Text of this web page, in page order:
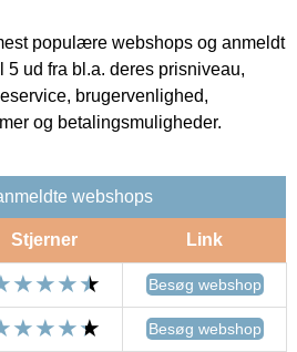
populære webshops og anmeldt
5 ud fra bl.a. deres prisniveau,
brugervenlighed,
og betalingsmuligheder.
webshops
Stjerner Link
Besøg webshop
Besøg webshop